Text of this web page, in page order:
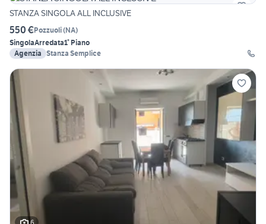
STANZA SINGOLA ALL INCLUSIVE
550 €Pozzuoli(NA)
SingolaArredata1° Piano
Agenzia Stanza Semplice